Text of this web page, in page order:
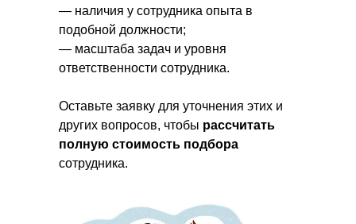
— наличия у сотрудника опыта в
подобной должности;
— масштаба задач и уровня
ответственности сотрудника.
Оставьте заявку для уточнения этих и
других вопросов, чтобы рассчитать
полную стоимость подбора
сотрудника.